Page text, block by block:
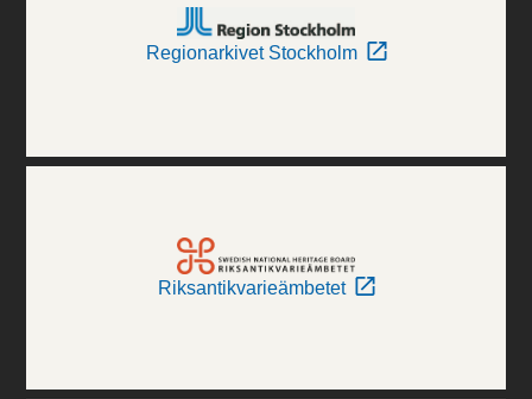
Regionarkivet Stockholm
Riksantikvarieämbetet